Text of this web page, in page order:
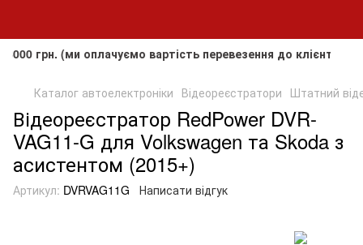
оплачуємо вартість перевезення до клієнта, але не
Каталог автоелектроніки Відеореєстратори Штатний
Відеореєстратор RedPower DVR-
VAG11-G для Volkswagen та Skoda з
асистентом (2015+)
Артикул: DVRVAG11G Написати відгук